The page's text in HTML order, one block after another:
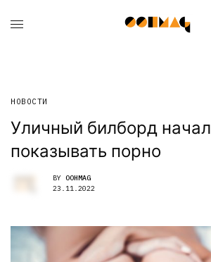
НОВОСТИ
Уличный билборд начал
показывать порно
BY OOHMAG
23.11.2022